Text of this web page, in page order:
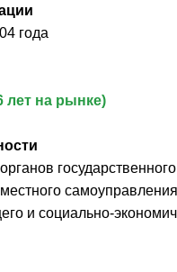
года
лет на рынке)
государственного
и социально-